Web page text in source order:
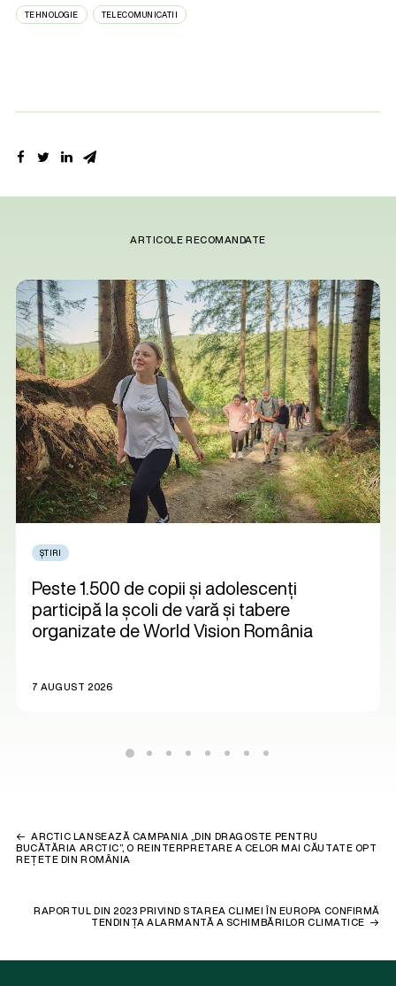
TEHNOLOGIE TELECOMUNICATII
ARTICOLE RECOMANDATE
ȘTIRI
Peste 1.500 de copii și adolescenți
participă la școli de vară și tabere
organizate de World Vision România
7 AUGUST 2026
ARCTIC LANSEAZĂ CAMPANIA „DIN DRAGOSTE PENTRU
BUCĂTĂRIA ARCTIC”, O REINTERPRETARE A CELOR MAI CĂUTATE OPT
REȚETE DIN ROMÂNIA
RAPORTUL DIN 2023 PRIVIND STAREA CLIMEI ÎN EUROPA CONFIRMĂ
TENDINȚA ALARMANTĂ A SCHIMBĂRILOR CLIMATICE